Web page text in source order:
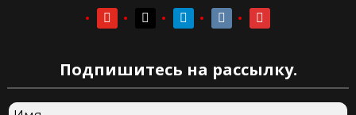
youtubeyoutubetelegramvkontaktevkontakte
Подпишитесь на рассылку.